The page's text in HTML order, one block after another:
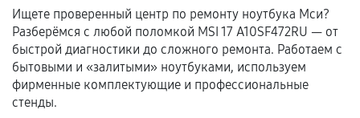
Документы для подтверждения
гарантии
Ищете проверенный центр по ремонту ноутбука Мси?
Разберёмся с любой поломкой MSI 17 A10SF472RU — от
быстрой диагностики до сложного ремонта. Работаем с
бытовыми и «залитыми» ноутбуками, используем
фирменные комплектующие и профессиональные
стенды.